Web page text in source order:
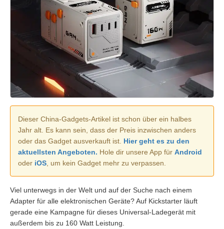
Dieser China-Gadgets-Artikel ist schon über ein halbes
Jahr alt. Es kann sein, dass der Preis inzwischen anders
oder das Gadget ausverkauft ist. Hier geht es zu den
aktuellsten Angeboten. Hole dir unsere App für Android
oder iOS , um kein Gadget mehr zu verpassen.
Viel unterwegs in der Welt und auf der Suche nach einem
Adapter für alle elektronischen Geräte? Auf Kickstarter läuft
gerade eine Kampagne für dieses Universal-Ladegerät mit
außerdem bis zu 160 Watt Leistung.